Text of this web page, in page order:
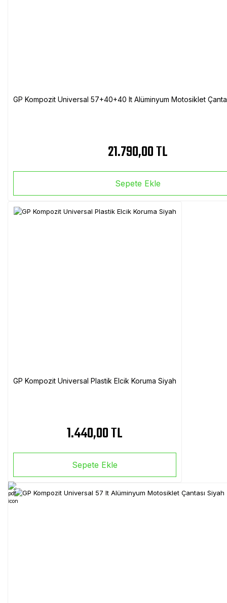
GP Kompozit Universal 57+40+40 lt Alüminyum Motosiklet
21.790,00 TL
Sepete Ekle
GP Kompozit Universal Plastik Elcik Koruma Siyah
1.440,00 TL
Sepete Ekle